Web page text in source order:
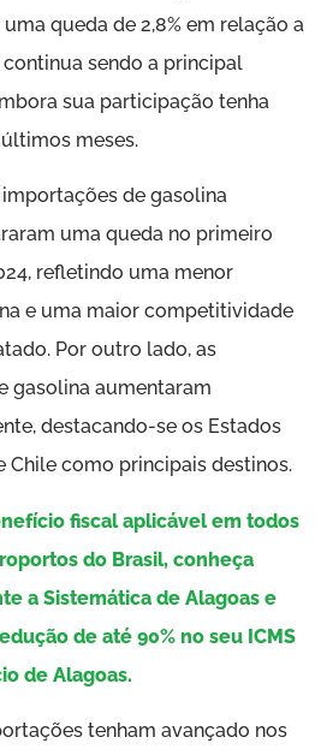
queda de 2,8% em relação a
continua sendo a principal
sua participação tenha
meses.
de gasolina
uma queda no primeiro
refletindo uma menor
e uma maior competitividade
Por outro lado, as
gasolina aumentaram
destacando-se os Estados
Chile como principais destinos.
fiscal aplicável em todos
do Brasil, conheça
a Sistemática de Alagoas e
de até 90% no seu ICMS
de Alagoas.
tenham avançado nos